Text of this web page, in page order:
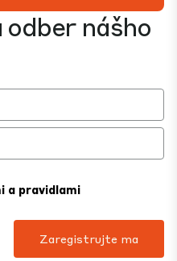
nášho
a pravidlami